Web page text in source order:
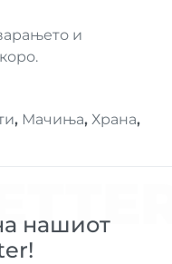
и
, Мачиња, Храна,
нашиот